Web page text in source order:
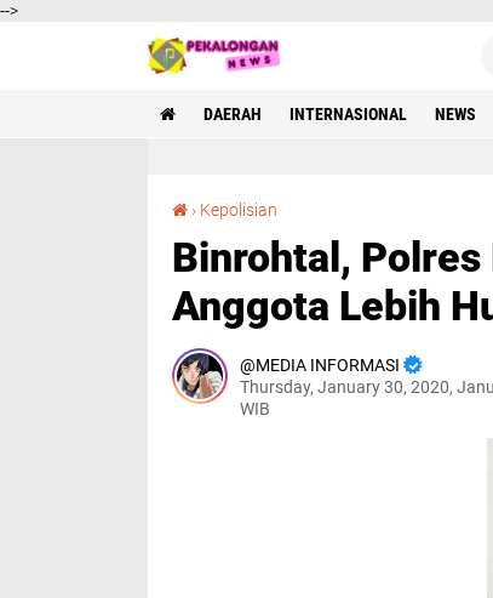
-->
DAERAH INTERNASIONAL NEWS
› Kepolisian
Binrohtal,
Anggota Lebih
MEDIA INFORMASI
Thursday, January 30, 2020,
WIB